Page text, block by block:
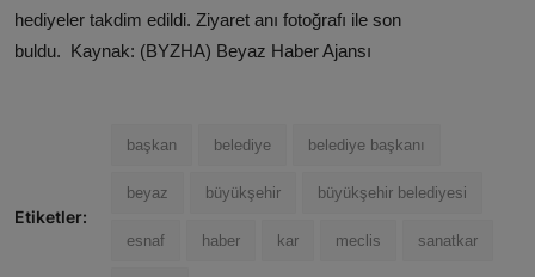
hediyeler takdim edildi. Ziyaret anı fotoğrafı ile son
buldu. Kaynak: (BYZHA) Beyaz Haber Ajansı
Etiketler:
başkan belediye belediye başkanı
beyaz büyükşehir büyükşehir belediyesi
esnaf haber kar meclis sanatkar